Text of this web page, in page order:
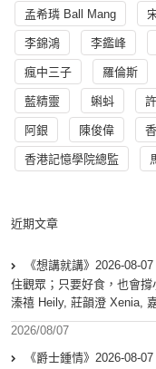
孟希璘 Ball Mang
李錦鴻 李鑑峰
瘋中三子 羅倫斯
藍精靈 蝌蚪
阿銀 陳俊偉
香港記憶學院總監
近期文章
《想講就講》2026-08-
住觀眾；只要好食，也會
溱禧 Heily, 莊韻澄 Xenia,
2026/08/07
《爵士鍾情》2026-08-